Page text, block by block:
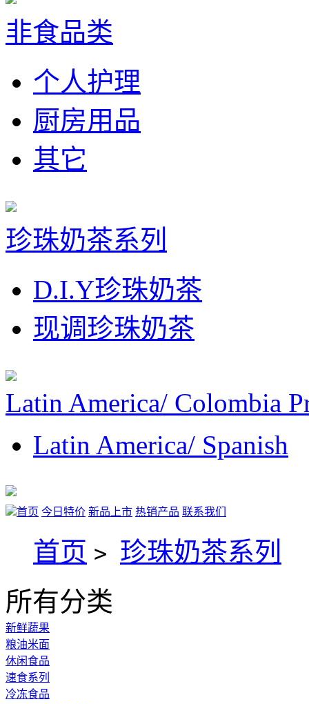
非食品类
个人护理
厨房用品
其它
珍珠奶茶系列
D.I.Y珍珠奶茶
现调珍珠奶茶
Latin America/ Colombia
Latin America/ Spanish
首页 今日特价 新品上市 热销产品 联系我们
首页 > 珍珠奶茶系列
所有分类
新鲜蔬果
粮油米面
休闲食品
速食系列
冷冻食品